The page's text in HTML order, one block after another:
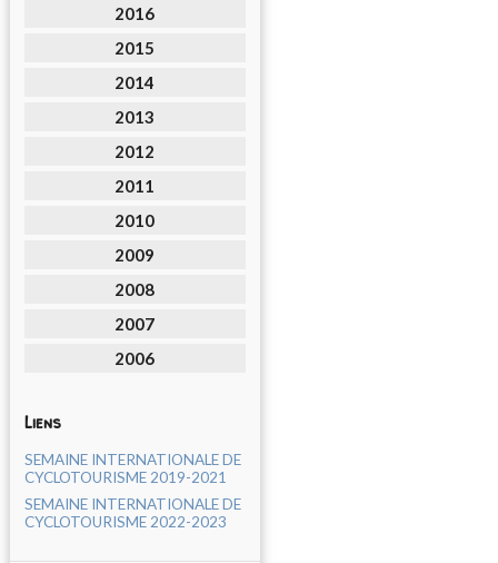
2016
2015
2014
2013
2012
2011
2010
2009
2008
2007
2006
Liens
SEMAINE INTERNATIONALE DE
CYCLOTOURISME 2019-2021
SEMAINE INTERNATIONALE DE
CYCLOTOURISME 2022-2023